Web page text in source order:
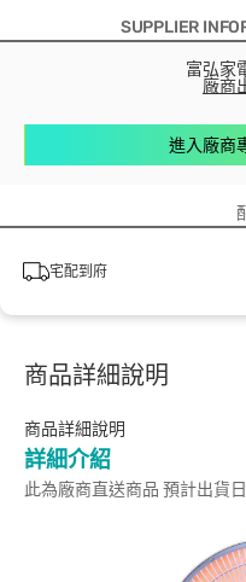
SUPPLIER
富弘家
廠商
進入廠商
宅配到府
商品詳細說明
商品詳細說明
詳細介紹
此為廠商直送商品 預計出貨